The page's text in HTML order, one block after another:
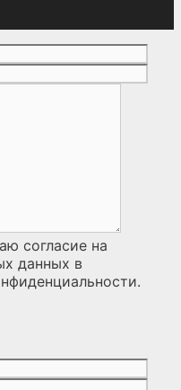
согласие на
данных в
.